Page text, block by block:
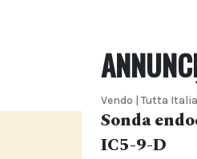
Vendo | Tutta Italia
Sonda
IC5-9-D